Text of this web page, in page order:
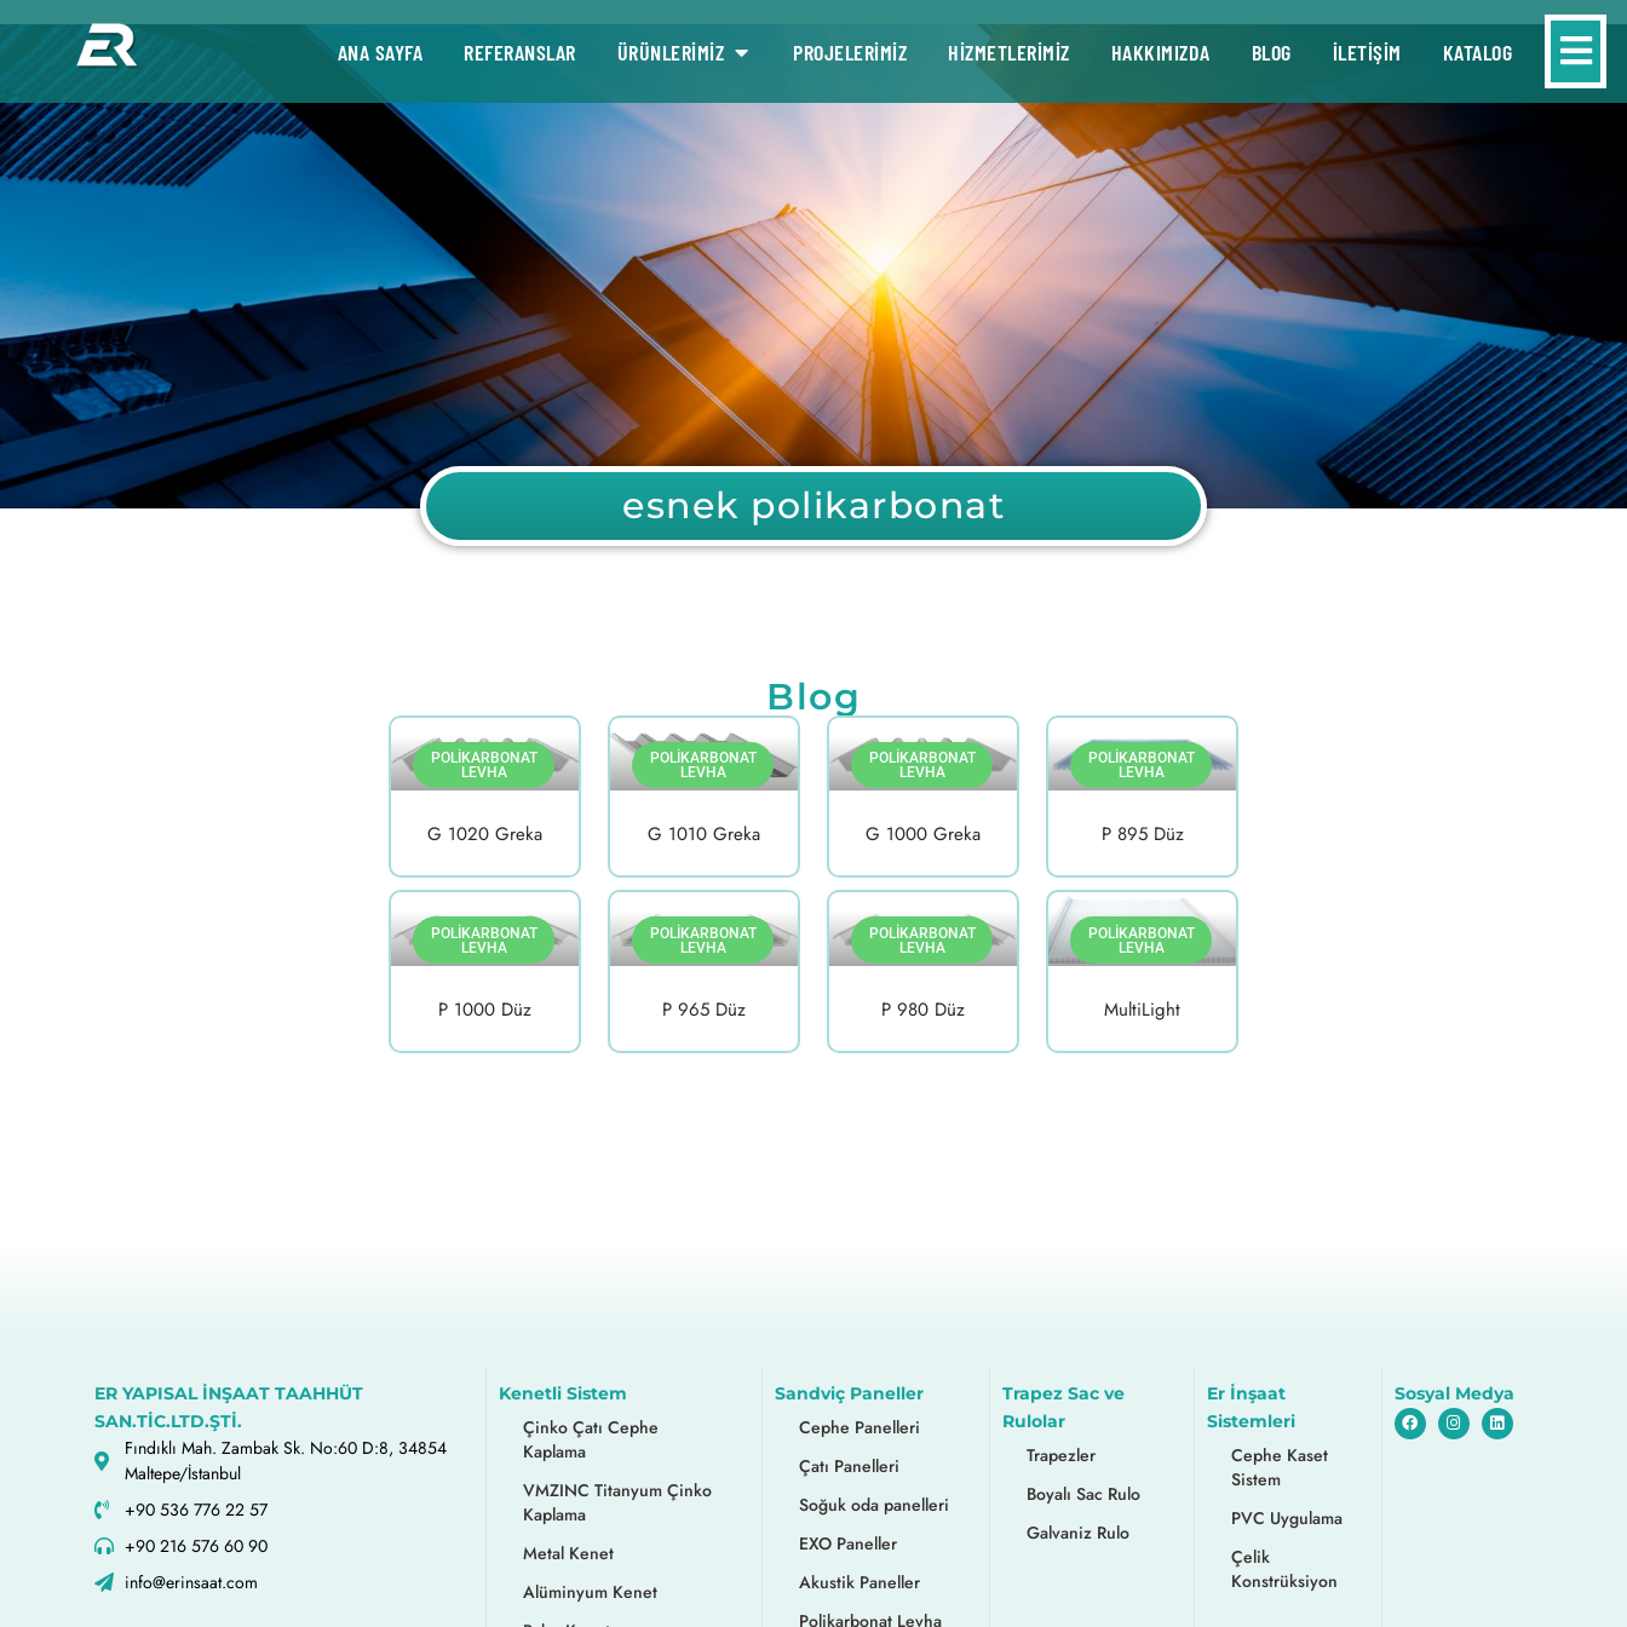
ANA SAYFA REFERANSLAR ÜRÜNLERİMİZ PROJELERİMİZ HİZMETLERİMİZ HAKKIMIZDA BLOG İLETİŞİM KATALOG
esnek polikarbonat
Blog
POLIKARBONAT
LEVHA
G 1020 Greka
POLIKARBONAT
LEVHA
G 1010 Greka
POLIKARBONAT
LEVHA
G 1000 Greka
POLIKARBONAT
LEVHA
P 895 Düz
POLIKARBONAT
LEVHA
P 1000 Düz
POLIKARBONAT
LEVHA
P 965 Düz
POLIKARBONAT
LEVHA
P 980 Düz
POLIKARBONAT
LEVHA
MultiLight
ER YAPISAL İNŞAAT TAAHHÜT
SAN.TİC.LTD.ŞTİ.
Fındıklı Mah. Zambak Sk. No:60 D:8, 34854
Maltepe/İstanbul
+90 536 776 22 57
+90 216 576 60 90
info@erinsaat.com
Kenetli Sistem
Çinko Çatı Cephe
Kaplama
VMZINC Titanyum Çinko
Kaplama
Metal Kenet
Alüminyum Kenet
Sandviç Paneller
Cephe Panelleri
Çatı Panelleri
Soğuk oda panelleri
EXO Paneller
Akustik Paneller
Polikarbonat Levha
Trapez Sac ve
Rulolar
Trapezler
Boyalı Sac Rulo
Galvaniz Rulo
Er İnşaat
Sistemleri
Cephe Kaset
Sistem
PVC Uygulama
Çelik
Konstrüksiyon
Sosyal Medya